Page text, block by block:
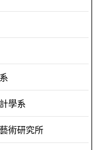
學系
術研究所